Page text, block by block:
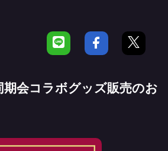
会コラボグッズ販売のお